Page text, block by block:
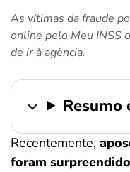
As vítimas da fraude
online pelo Meu INSS
de ir à agência.
Resumo
Recentemente,
foram